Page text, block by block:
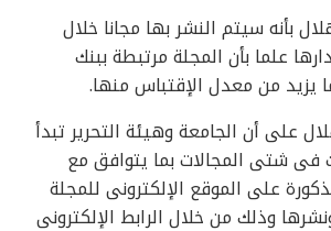
بأنه سيتم النشر بها مجانا خلال
علما بأن المجلة مرتبطة ببنك
يزيد من معدل الإقتباس منها.
على أن الجامعة وهيئة التحرير تبدأ
فى شتى المجالات بما يتوافق مع
على الموقع الإلكترونى للمجلة
وذلك من خلال الرابط الإلكترونى